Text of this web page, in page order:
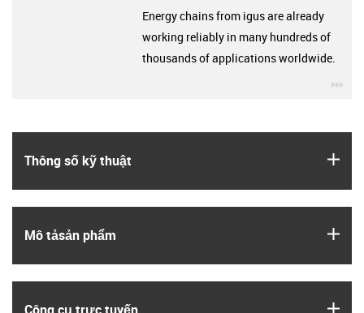
Thông số kỹ thuật
Mô tả­sản phẩm
Energy chains from igus are already
working reliably in many hundreds of
thousands of applications worldwide.